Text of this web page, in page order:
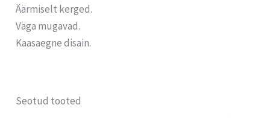
Äärmiselt kerged.
Väga mugavad.
Kaasaegne disain.
Seotud tooted